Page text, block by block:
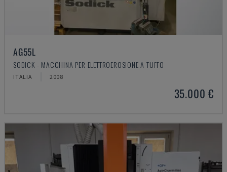
AG55L
SODICK - MACCHINA PER ELETTROEROSIONE A TUFFO
ITALIA 2008
35.000 €